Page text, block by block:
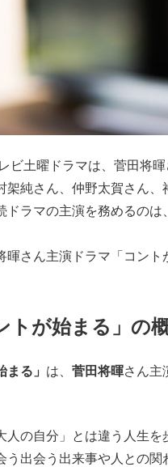
ビ土曜ドラマは、菅田将
架純さん、仲野太賀さん
ドラマの主演を務めるの
暉さん主演ドラマ「コン
トが始まる」の
まる」 は、 菅田将暉さん主
人の自分」とは違う人生を
う出会う出来事や人との